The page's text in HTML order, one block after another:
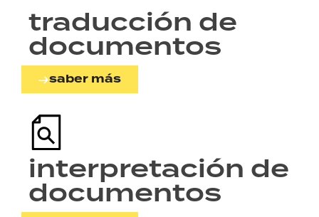
traducción de
documentos
saber más
interpretación de
documentos